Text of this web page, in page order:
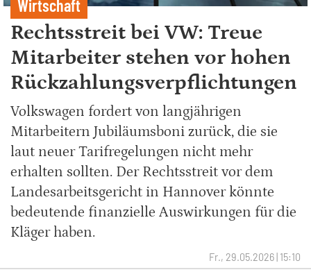
Wirtschaft
Rechtsstreit bei VW: Treue
Mitarbeiter stehen vor hohen
Rückzahlungsverpflichtungen
Volkswagen fordert von langjährigen
Mitarbeitern Jubiläumsboni zurück, die sie
laut neuer Tarifregelungen nicht mehr
erhalten sollten. Der Rechtsstreit vor dem
Landesarbeitsgericht in Hannover könnte
bedeutende finanzielle Auswirkungen für die
Kläger haben.
Fr., 29.05.2026 | 15:10